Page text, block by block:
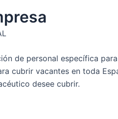
de personal específica
cubrir vacantes en toda
desee cubrir.